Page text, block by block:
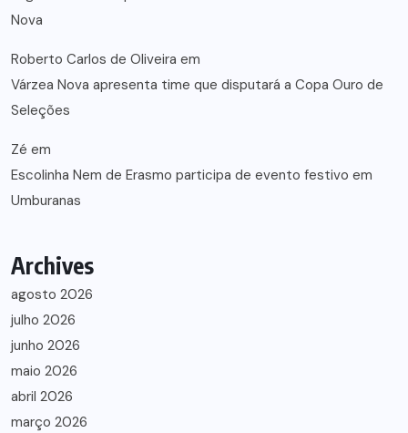
Nova
Roberto Carlos de Oliveira em
Várzea Nova apresenta time que disputará a Copa Ouro de
Seleções
Zé em
Escolinha Nem de Erasmo participa de evento festivo em
Umburanas
Archives
agosto 2026
julho 2026
junho 2026
maio 2026
abril 2026
março 2026